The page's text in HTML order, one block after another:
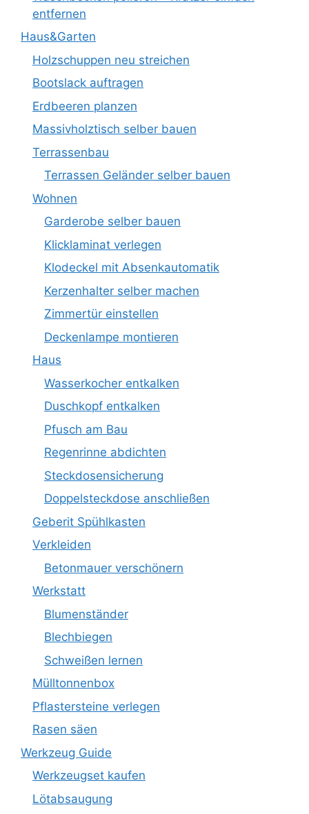
entfernen
Haus&Garten
Holzschuppen neu streichen
Bootslack auftragen
Erdbeeren planzen
Massivholztisch selber bauen
Terrassenbau
Terrassen Geländer selber bauen
Wohnen
Garderobe selber bauen
Klicklaminat verlegen
Klodeckel mit Absenkautomatik
Kerzenhalter selber machen
Zimmertür einstellen
Deckenlampe montieren
Haus
Wasserkocher entkalken
Duschkopf entkalken
Pfusch am Bau
Regenrinne abdichten
Steckdosensicherung
Doppelsteckdose anschließen
Geberit Spühlkasten
Verkleiden
Betonmauer verschönern
Werkstatt
Blumenständer
Blechbiegen
Schweißen lernen
Mülltonnenbox
Pflastersteine verlegen
Rasen säen
Werkzeug Guide
Werkzeugset kaufen
Lötabsaugung